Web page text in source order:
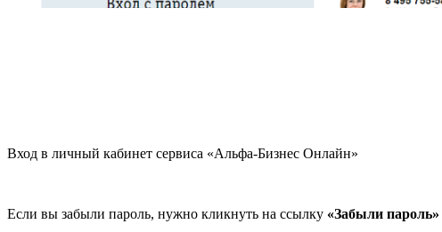
Вход в личный кабинет сервиса «Альфа-Бизнес Онлайн»
Если вы забыли пароль, нужно кликнуть на ссылку «Забыли пароль»